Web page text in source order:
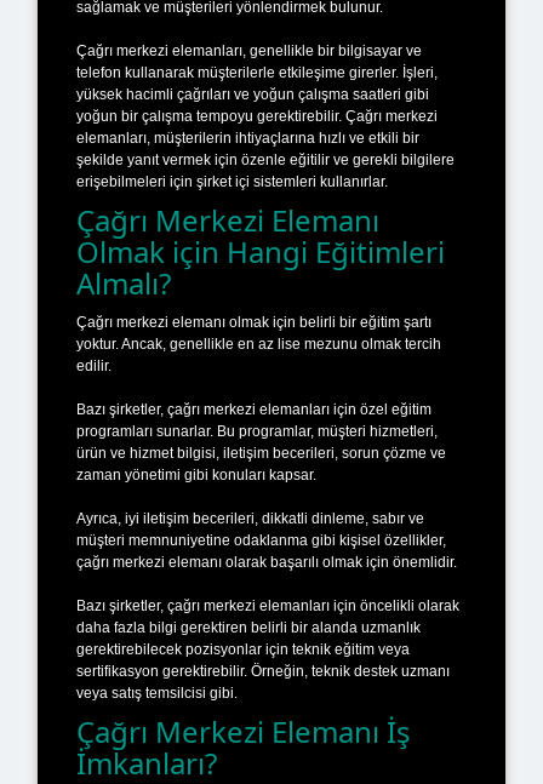
sağlamak ve müşterileri yönlendirmek bulunur.
Çağrı merkezi elemanları, genellikle bir bilgisayar ve
telefon kullanarak müşterilerle etkileşime girerler. İşleri,
yüksek hacimli çağrıları ve yoğun çalışma saatleri gibi
yoğun bir çalışma tempoyu gerektirebilir. Çağrı merkezi
elemanları, müşterilerin ihtiyaçlarına hızlı ve etkili bir
şekilde yanıt vermek için özenle eğitilir ve gerekli bilgilere
erişebilmeleri için şirket içi sistemleri kullanırlar.
Çağrı Merkezi Elemanı
Olmak için Hangi Eğitimleri
Almalı?
Çağrı merkezi elemanı olmak için belirli bir eğitim şartı
yoktur. Ancak, genellikle en az lise mezunu olmak tercih
edilir.
Bazı şirketler, çağrı merkezi elemanları için özel eğitim
programları sunarlar. Bu programlar, müşteri hizmetleri,
ürün ve hizmet bilgisi, iletişim becerileri, sorun çözme ve
zaman yönetimi gibi konuları kapsar.
Ayrıca, iyi iletişim becerileri, dikkatli dinleme, sabır ve
müşteri memnuniyetine odaklanma gibi kişisel özellikler,
çağrı merkezi elemanı olarak başarılı olmak için önemlidir.
Bazı şirketler, çağrı merkezi elemanları için öncelikli olarak
daha fazla bilgi gerektiren belirli bir alanda uzmanlık
gerektirebilecek pozisyonlar için teknik eğitim veya
sertifikasyon gerektirebilir. Örneğin, teknik destek uzmanı
veya satış temsilcisi gibi.
Çağrı Merkezi Elemanı İş
İmkanları?